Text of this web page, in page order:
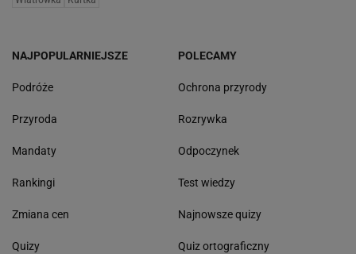
NAJPOPULARNIEJSZE
Podróże
Przyroda
Mandaty
Rankingi
Zmiana cen
Quizy
POLECAMY
Ochrona przyrody
Rozrywka
Odpoczynek
Test wiedzy
Najnowsze quizy
Quiz ortograficzny